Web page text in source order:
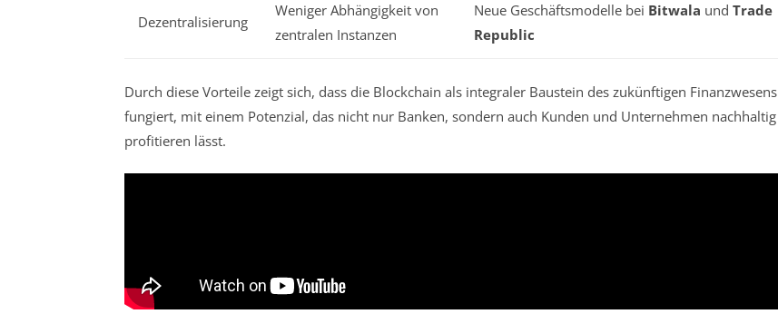
Dezentralisierung
Weniger Abhängigkeit von
zentralen Instanzen
Neue Geschäftsmodelle bei Bitwala und Trade
Republic
Durch diese Vorteile zeigt sich, dass die Blockchain als integraler Baustein des zukünftigen Finanzwesens
fungiert, mit einem Potenzial, das nicht nur Banken, sondern auch Kunden und Unternehmen nachhaltig
profitieren lässt.